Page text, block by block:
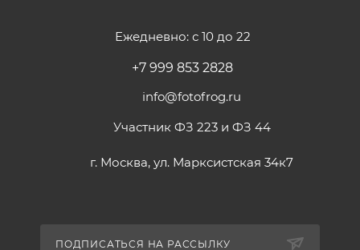
Ежедневно: с 10 до 22
+7 999 853 2828
info@fotofrog.ru
Участник ФЗ 223 и ФЗ 44
г. Москва, ул. Марксистская 34к7
ПОДПИСАТЬСЯ НА РАССЫЛКУ